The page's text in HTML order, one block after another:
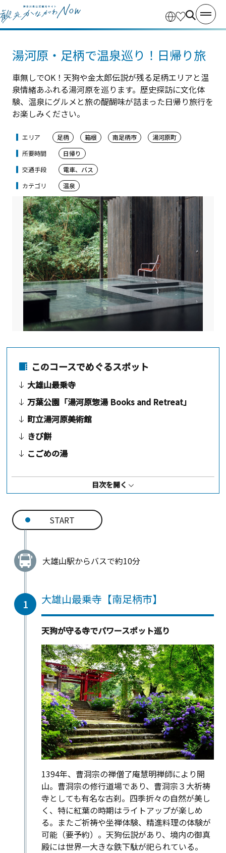
湯河原・足柄で温泉巡り！日帰り旅
車無しでOK！天狗や金太郎伝説が残る足柄エリアと温
泉情緒あふれる湯河原を巡ります。歴史探訪に文化体
験、温泉にグルメと旅の醍醐味が詰まった日帰り旅行を
お楽しみください。
エリア 足柄 箱根 南足柄市
湯河原町
所要時間
日帰り
交通手段
電車、バス
カテゴリ
温泉
このコースでめぐるスポット
大雄山最乗寺
万葉公園「湯河原惣湯 Books and Retreat」
町立湯河原美術館
きび餅
こごめの湯
目次を開く
START
大雄山駅からバスで約10分
1 大雄山最乗寺【南足柄市】
天狗が守る寺でパワースポット巡り
1394年、曹洞宗の禅僧了庵慧明禅師により開
山。曹洞宗の修行道場であり、曹洞宗３大祈祷
寺としても有名な古刹。四季折々の自然が美し
く、特に紅葉の時期はライトアップが楽しめ
る。またご祈祷や坐禅体験、精進料理の体験が
可能（要予約）。天狗伝説があり、境内の御真
殿には世界一大きな鉄下駄が祀られている。